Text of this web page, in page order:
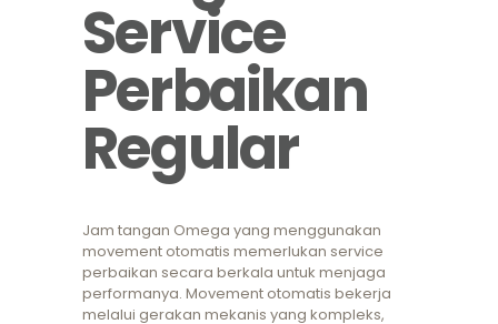
Service
Perbaikan
Regular
Jam tangan Omega yang menggunakan
movement otomatis memerlukan service
perbaikan secara berkala untuk menjaga
performanya. Movement otomatis bekerja
melalui gerakan mekanis yang kompleks,